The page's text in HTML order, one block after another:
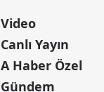
Video
Canlı Yayın
A Haber Özel
Gündem